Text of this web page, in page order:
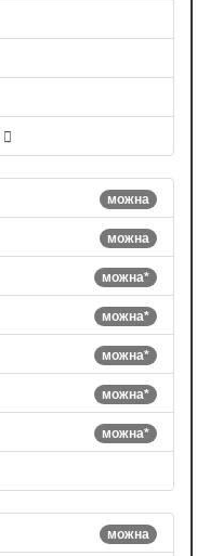
можна
можна
можна*
можна*
можна*
можна*
можна*
можна